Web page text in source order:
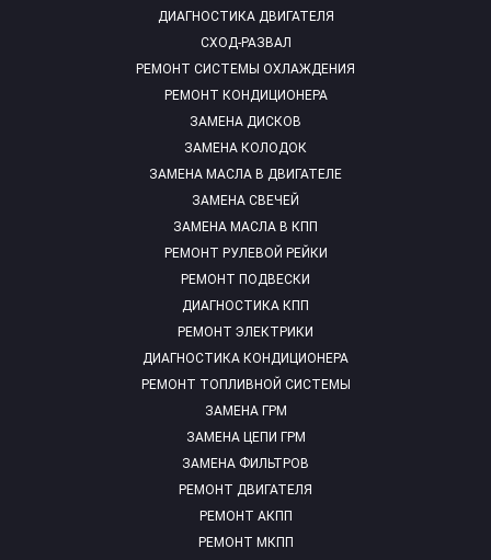
ДИАГНОСТИКА ДВИГАТЕЛЯ
СХОД-РАЗВАЛ
РЕМОНТ СИСТЕМЫ ОХЛАЖДЕНИЯ
РЕМОНТ КОНДИЦИОНЕРА
ЗАМЕНА ДИСКОВ
ЗАМЕНА КОЛОДОК
ЗАМЕНА МАСЛА В ДВИГАТЕЛЕ
ЗАМЕНА СВЕЧЕЙ
ЗАМЕНА МАСЛА В КПП
РЕМОНТ РУЛЕВОЙ РЕЙКИ
РЕМОНТ ПОДВЕСКИ
ДИАГНОСТИКА КПП
РЕМОНТ ЭЛЕКТРИКИ
ДИАГНОСТИКА КОНДИЦИОНЕРА
РЕМОНТ ТОПЛИВНОЙ СИСТЕМЫ
ЗАМЕНА ГРМ
ЗАМЕНА ЦЕПИ ГРМ
ЗАМЕНА ФИЛЬТРОВ
РЕМОНТ ДВИГАТЕЛЯ
РЕМОНТ АКПП
РЕМОНТ МКПП